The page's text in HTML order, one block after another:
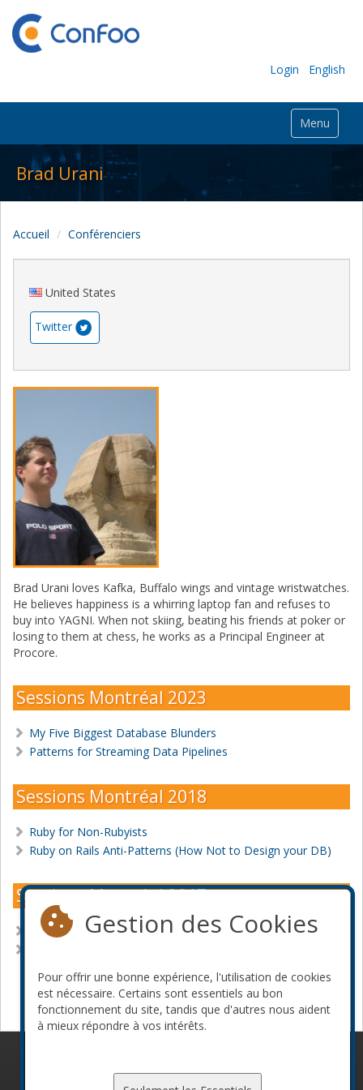
Login English
Menu
Brad Urani
Accueil Conférenciers
United States
Twitter
Brad Urani loves Kafka, Buffalo wings and vintage wristwatches.
He believes happiness is a whirring laptop fan and refuses to
buy into YAGNI. When not skiing, beating his friends at poker or
losing to them at chess, he works as a Principal Engineer at
Procore.
Sessions Montréal 2023
My Five Biggest Database Blunders
Patterns for Streaming Data Pipelines
Sessions Montréal 2018
Ruby for Non-Rubyists
Ruby on Rails Anti-Patterns (How Not to Design your DB)
Sessions Montréal 2017
Queries Inside Out: The Algorithms in your Database
Devenir commanditaire
Gestion des Cookies
Pour offrir une bonne expérience, l'utilisation de cookies
est nécessaire. Certains sont essentiels au bon
fonctionnement du site, tandis que d'autres nous aident
à mieux répondre à vos intérêts.